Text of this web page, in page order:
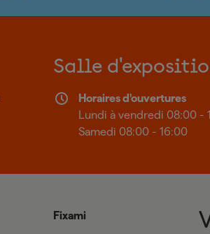
Salle
Horaires d'ouvertures
Lundi à vendredi 08:00 -
Samedi 08:00 - 16:00
Fixami